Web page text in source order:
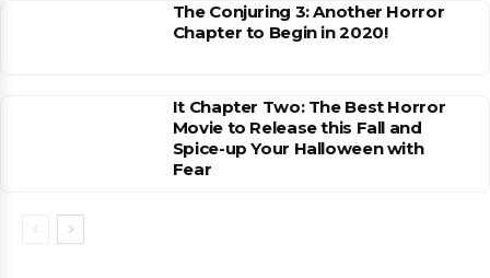
The Conjuring 3: Another Horror
Chapter to Begin in 2020!
It Chapter Two: The Best Horror
Movie to Release this Fall and
Spice-up Your Halloween with
Fear